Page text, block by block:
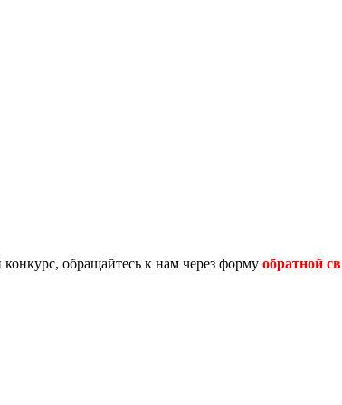
обращайтесь к нам через форму обратной